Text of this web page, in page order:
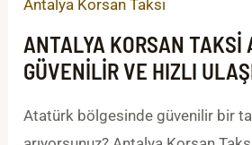
Antalya Korsan Taksi
ANTALYA KORSAN TAKSI
GÜVENILIR VE HIZLI
Atatürk bölgesinde güvenilir bir